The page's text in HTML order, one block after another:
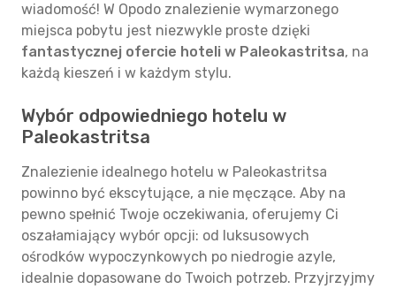
wiadomość! W Opodo znalezienie wymarzonego
miejsca pobytu jest niezwykle proste dzięki
fantastycznej ofercie hoteli w Paleokastritsa, na
każdą kieszeń i w każdym stylu.
Wybór odpowiedniego hotelu w
Paleokastritsa
Znalezienie idealnego hotelu w Paleokastritsa
powinno być ekscytujące, a nie męczące. Aby na
pewno spełnić Twoje oczekiwania, oferujemy Ci
oszałamiający wybór opcji: od luksusowych
ośrodków wypoczynkowych po niedrogie azyle,
idealnie dopasowane do Twoich potrzeb. Przyjrzyjmy